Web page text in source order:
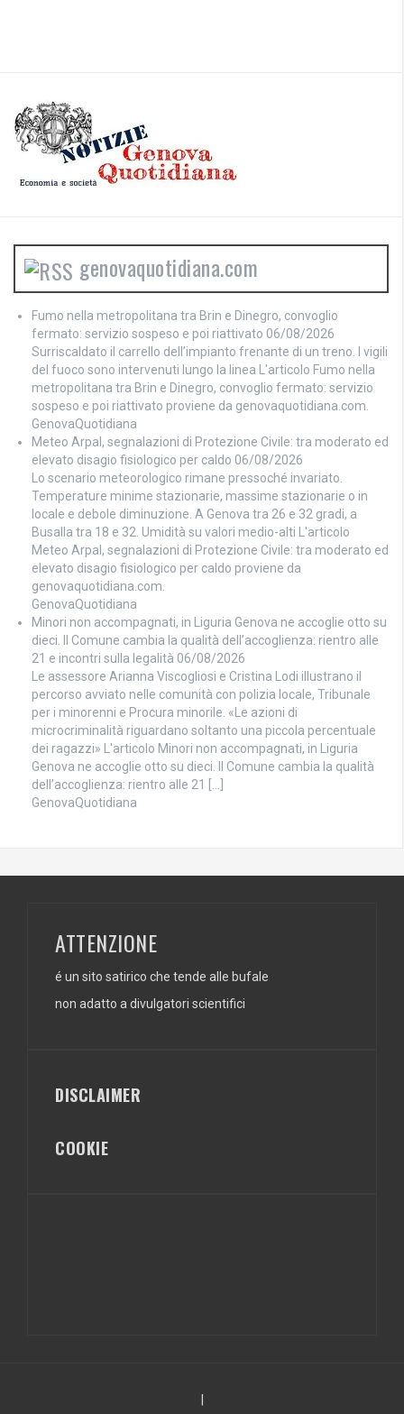
genovaquotidiana.com
Fumo nella metropolitana tra Brin e Dinegro, convoglio
fermato: servizio sospeso e poi riattivato 06/08/2026
Surriscaldato il carrello dell’impianto frenante di un treno. I vigili
del fuoco sono intervenuti lungo la linea L'articolo Fumo nella
metropolitana tra Brin e Dinegro, convoglio fermato: servizio
sospeso e poi riattivato proviene da genovaquotidiana.com.
GenovaQuotidiana
Meteo Arpal, segnalazioni di Protezione Civile: tra moderato ed
elevato disagio fisiologico per caldo 06/08/2026
Lo scenario meteorologico rimane pressoché invariato.
Temperature minime stazionarie, massime stazionarie o in
locale e debole diminuzione. A Genova tra 26 e 32 gradi, a
Busalla tra 18 e 32. Umidità su valori medio-alti L'articolo
Meteo Arpal, segnalazioni di Protezione Civile: tra moderato ed
elevato disagio fisiologico per caldo proviene da
genovaquotidiana.com.
GenovaQuotidiana
Minori non accompagnati, in Liguria Genova ne accoglie otto su
dieci. Il Comune cambia la qualità dell’accoglienza: rientro alle
21 e incontri sulla legalità 06/08/2026
Le assessore Arianna Viscogliosi e Cristina Lodi illustrano il
percorso avviato nelle comunità con polizia locale, Tribunale
per i minorenni e Procura minorile. «Le azioni di
microcriminalità riguardano soltanto una piccola percentuale
dei ragazzi» L'articolo Minori non accompagnati, in Liguria
Genova ne accoglie otto su dieci. Il Comune cambia la qualità
dell’accoglienza: rientro alle 21 […]
GenovaQuotidiana
ATTENZIONE
é un sito satirico che tende alle bufale
non adatto a divulgatori scientifici
DISCLAIMER
COOKIE